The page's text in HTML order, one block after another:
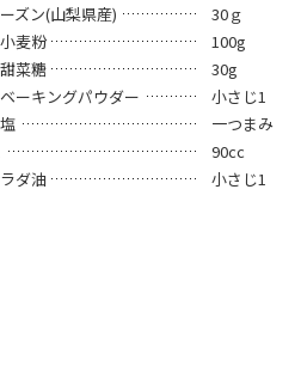
ズン(山梨県産)
30ｇ
麦粉
100g
菜糖
30g
ーキングパウダー
小さじ1
一つまみ
90cc
ダ油
小さじ1